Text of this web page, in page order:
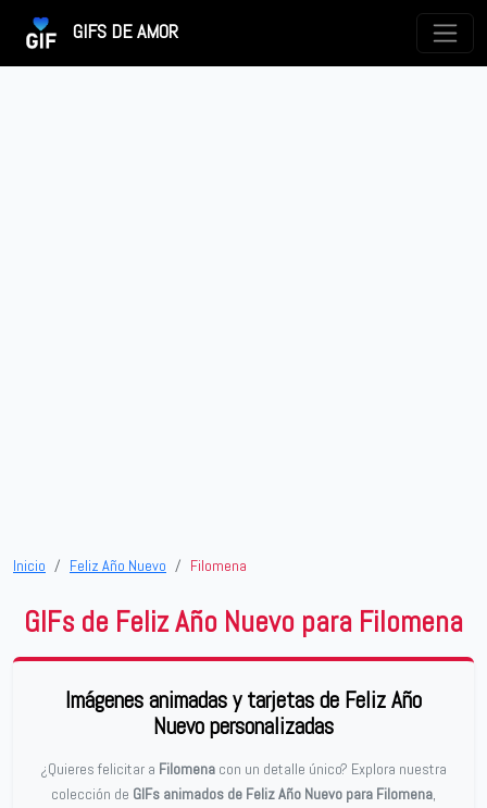
GIFS DE AMOR
Inicio Feliz Año Nuevo Filomena
GIFs de Feliz Año Nuevo para Filomena
Imágenes animadas y tarjetas de Feliz Año
Nuevo personalizadas
¿Quieres felicitar a Filomena con un detalle único? Explora nuestra
colección de GIFs animados de Feliz Año Nuevo para Filomena,